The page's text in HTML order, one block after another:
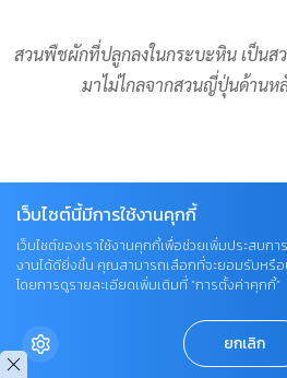
สวนพืชผักที่ปลูกลงในกระบะหิน เป็นส
มาไม่ไกลจากสวนญี่ปุ่นด้าน
เว็บไซต์นี้มีการใช้งานคุกกี้
เว็บไซต์ของเราใช้งานคุกกี้เพื่อช่วยเพิ่มประสบก
งานได้ดียิ่งขึ้น คุณสามารถเลือกที่จะยอมรับหรือ
โดยการดูรายละเอียดเพิ่มเติมที่ “การตั้งค่าคุกกี้”
ยกเลิก